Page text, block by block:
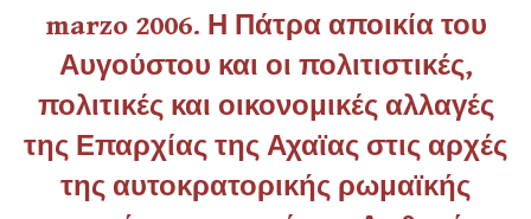
marzo 2006. Η Πάτρα αποικία του
Αυγούστου και οι πολιτιστικές,
πολιτικές και οικονομικές αλλαγές
της Επαρχίας της Αχαϊας στις αρχές
της αυτοκρατορικής ρωμαϊκής